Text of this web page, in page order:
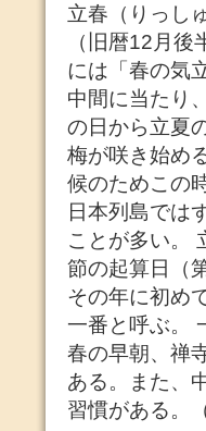
立春（りっし
（旧暦12月
には「春の気
中間に当たり
の日から立夏
梅が咲き始め
候のためこの
日本列島では
ことが多い。
節の起算日（
その年に初め
一番と呼ぶ。
春の早朝、禅
ある。また、
習慣がある。